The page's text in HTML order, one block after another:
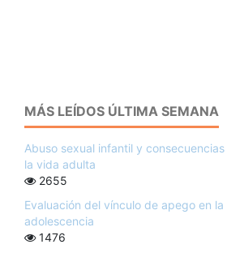
MÁS LEÍDOS ÚLTIMA SEMANA
Abuso sexual infantil y
la vida adulta
2655
Evaluación del vínculo de apego en
adolescencia
1476